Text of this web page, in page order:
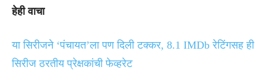
हेही वाचा
या सिरीजने ‘पंचायत’ला पण दिली टक्कर, 8.1 IMDb रेटिंगसह ही
सिरीज ठरतीय प्रेक्षकांची फेव्हरेट